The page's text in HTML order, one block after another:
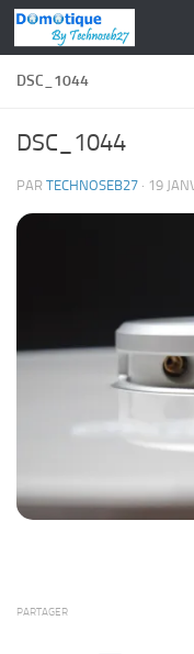
Skip to content
DSC_1044
DSC_1044
PAR TECHNOSEB27 · 19
PARTAGER